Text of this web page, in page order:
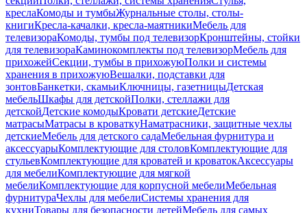
креслаКомоды и тумбыЖурнальные столы, столы-
книгиКресла-качалки, кресла-маятникиМебель для
телевизораКомоды, тумбы под телевизорКронштейны, стойки
для телевизораКаминокомплекты под телевизорМебель для
прихожейСекции, тумбы в прихожуюПолки и системы
хранения в прихожуюВешалки, подставки для
зонтовБанкетки, скамьиКлючницы, газетницыДетская
мебельШкафы для детскойПолки, стеллажи для
детскойДетские комодыКровати детскиеДетские
матрасыМатрасы в кроваткуНаматрасники, защитные чехлы
детскиеМебель для детского садаМебельная фурнитура и
аксессуарыКомплектующие для столовКомплектующие для
стульевКомплектующие для кроватей и кроватокАксессуары
для мебелиКомплектующие для мягкой
мебелиКомплектующие для корпусной мебелиМебельная
фурнитураЧехлы для мебелиСистемы хранения для
кухниТовары для безопасности детейМебель для самых